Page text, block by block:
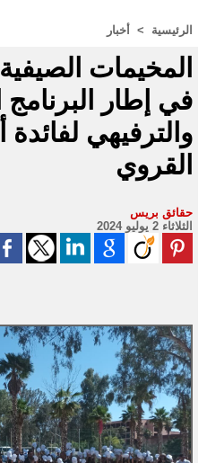
الرئيسية > أخبار
في إطار البرنامج
والترفيهي لفائدة
القروي
حقائق بريس
الثلاثاء 2 يوليو 2024